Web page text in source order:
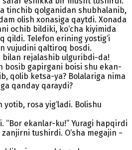
tinchib qolganidan shubhalanib,
olish xonasiga qaytdi. Xonada
ochib bildiki, ko‘cha kiyim­ida
qildi. Telefon erining yostig‘i
vujudini qaltiroq bosdi.
bilan rejalashib ulguribdi-da!
bosib gapirgani boisi shu ekan-
qolib ketsa-ya? Bolalariga nima
qanday qaraydi?
yotib, rosa yig‘ladi. Bolishu
“Bor ekanlar-ku!” Yuragi hapqirdi
tushirdi. O‘sha megajin −